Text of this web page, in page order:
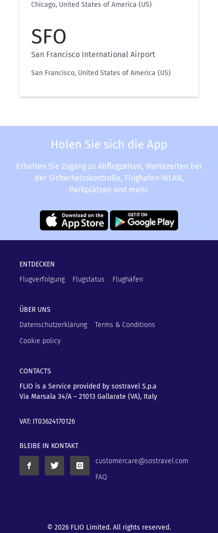
Chicago, United States of America (US)
SFO
San Francisco International Airport
San Francisco, United States of America (US)
Holen Sie sich die App
Erhalten Sie Zugang zu Abflugzeiten, Wartezeiten bei
der Sicherheitskontrolle, Flughafen-WLAN,
Parkplätzen und mehr.
ENTDECKEN
Flugverfolgung
Flugstatus Flughäfen
ÜBER UNS
Datenschutzerklärung
Terms & Conditions
Cookie policy
CONTACTS
FLIO is a Service provided by sostravel S.p.a
Via Marsala 34/A – 21013 Gallarate (VA), Italy
VAT: IT03624170126
BLEIBE IN KONTAKT
customercare@sostravel.com
FAQ
© 2026 FLIO Limited. All rights reserved.